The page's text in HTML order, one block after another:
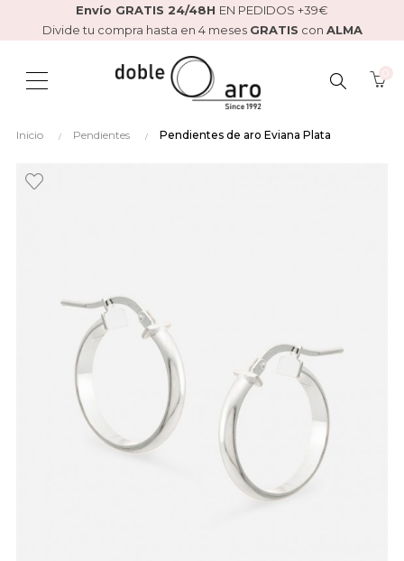
Envío GRATIS 24/48H EN PEDIDOS +39€
Divide tu compra hasta en 4 meses GRATIS con ALMA
BUSCAR
AQUÍ...
Inicio Pendientes Pendientes de aro Eviana Plata